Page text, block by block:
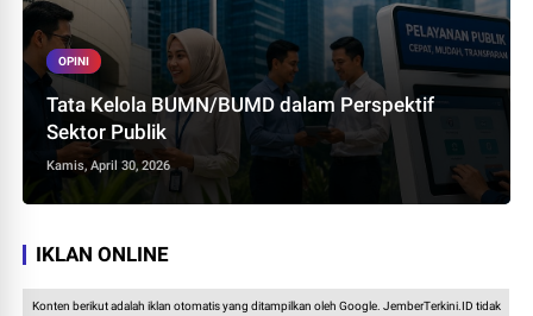
OPINI
Tata Kelola BUMN/BUMD dalam Perspektif
Sektor Publik
Kamis, April 30, 2026
IKLAN ONLINE
Konten berikut adalah iklan otomatis yang ditampilkan oleh Google. JemberTerkini.ID tidak